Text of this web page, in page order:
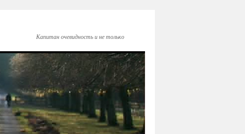
Капитан очевидность и не только